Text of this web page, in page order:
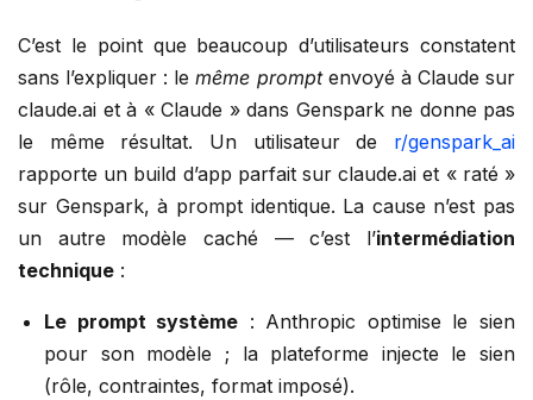
C’est le point que beaucoup d’utilisateurs constatent
sans l’expliquer : lemême promptenvoyé à Claude sur
claude.ai et à « Claude » dans Genspark ne donne pas
le même résultat. Un utilisateur de r/genspark_ai
rapporte un build d’app parfait sur claude.ai et « raté »
sur Genspark, à prompt identique. La cause n’est pas
un autre modèle caché — c’est l’intermédiation
technique :
Le prompt système : Anthropic optimise le sien
pour son modèle ; la plateforme injecte le sien
(rôle, contraintes, format imposé).